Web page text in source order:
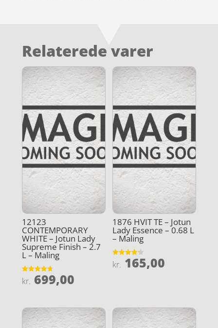
Relaterede varer
12123
CONTEMPORARY
WHITE – Jotun Lady
Supreme Finish – 2.7
L – Maling
Vurderet
4.7
kr. 699,00
1876 HVIT TE – Jotun
Lady Essence – 0.68 L
– Maling
Vurderet
4.2
kr. 165,00